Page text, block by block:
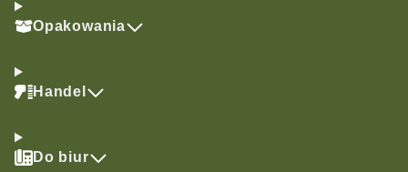
Opakowania
Handel
Do biur